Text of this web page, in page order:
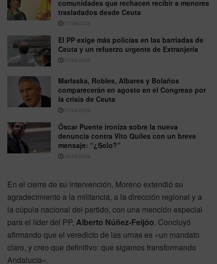
comunidades que rechacen recibir a menores
trasladados desde Ceuta
07/08/2026
El PP exige más policías en las barriadas de
Ceuta y un refuerzo urgente de Extranjería
07/08/2026
Marlaska, Robles, Albares y Bolaños
comparecerán en agosto en el Congreso por
la crisis de Ceuta
07/08/2026
Óscar Puente ironiza sobre la nueva
denuncia contra Vito Quiles con un breve
mensaje: “¿Solo?”
06/08/2026
En el cierre de su intervención, Moreno extendió su
agradecimiento a la militancia, a la dirección regional y a
la cúpula nacional del partido, con una mención especial
para el líder del PP, Alberto Núñez-Feijóo. Concluyó
afirmando que el veredicto de las urnas es «un mandato
claro, y creo que definitivo: que sigamos transformando
Andalucía».